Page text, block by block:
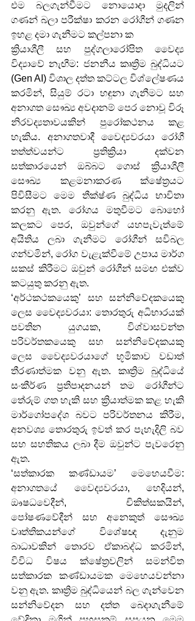
එම බලගැන්වීමට නොයොදා මුදලින්
ගණන් බලා පරීක්ෂා කරන රෝගීන් ගණන
ඉහළ දමා ගැනීමට කල්පනා ක
ක්‍රියාශීලී සහ පුද්ගලාරෝපිත වෛද්‍ය
විද්‍යාවේ නැඟීම: ජනනීය කෘත්‍රිම බුද්ධියට
(Gen AI) විශාල දත්ත කට්ටල විශ්ලේෂණය
කරමින්, සියුම් රටා හඳුනා ගැනීමට සහ
අනාගත සෞඛ්‍ය අවදානම් පෙර නොවූ විරූ
නිරවද්‍යතාවයකින් පුරෝකථනය කළ
හැකිය. අනාගතවාදී වෛද්‍යවරයා රෝගී
තත්ත්වයන්ට ප්‍රතික්‍රියා දක්වන
සත්කාරයෙන් ඔබ්බට ගොස් ක්‍රියාශීලී
සෞඛ්‍ය කළමනාකරණ ක්ෂේත්‍රයට
පිවිසීමට මෙම තීක්ෂ්ණ බුද්ධිය භාවිතා
කරනු ඇත. රෝගය මතුවීමට බොහෝ
කලකට පෙර, ඔවුන්ගේ යහපැවැත්මේ
අයිතිය ලබා ගැනීමට රෝගීන් සවිබල
ගන්වමින්, රෝග වැළැක්වීමේ උපාය මාර්ග
සකස් කිරීමට ඔවුන් රෝගීන් සමඟ එක්ව
කටයුතු කරනු ඇත.
‘අර්ථකථකයෙකු’ සහ සන්නිවේදකයෙකු
ලෙස වෛද්‍යවරයා: තොරතුරු අධිභාරයක්
පවතින යුගයක, විශ්වාසවන්ත
පරිවර්තකයෙකු සහ සන්නිවේදකයකු
ලෙස වෛද්‍යවරයාගේ භූමිකාව වඩාත්
තීරණාත්මක වනු ඇත. කෘත්‍රිම බුද්ධියේ
සංකීර්ණ ප්‍රතිපාදනයන් තම රෝගීන්ට
තේරුම් ගත හැකි සහ ක්‍රියාත්මක කළ හැකි
මාර්ගෝපදේශ බවට පරිවර්තනය කිරීම,
අනවශ්‍ය තොරතුරු ඉවත් කර පැහැදිලි බව
සහ සහතිකය ලබා දීම ඔවුන්ට පැවරෙනු
ඇත.
‘සත්කාරක කණ්ඩායම’ මෙහෙයවීම:
අනාගතයේ වෛද්‍යවරයා, හෙදියන්,
ඖෂධවෙදීන්, චිකිත්සකයින්,
පෝෂණවේදීන් සහ අනෙකුත් සෞඛ්‍ය
වෘත්තිකයන්ගේ විශේෂඥ දැනුම
බාධාවකින් තොරව ඒකාබද්ධ කරමින්,
විවිධ විෂය ක්ෂේත්‍රවලින් සමන්විත
සත්කාරක කණ්ඩායමක මෙහෙයවන්නා
වනු ඇත. කෘත්‍රිම බුද්ධියෙන් බල ගැන්වෙන
සන්නිවේදන සහ දත්ත බෙදාගැනීමේ